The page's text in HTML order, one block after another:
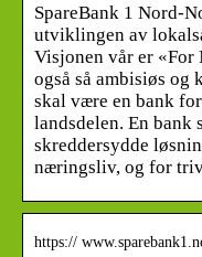
SpareBank 1 Nord-
utviklingen av
Visjonen vår er «For
også så ambisiøs og
skal være en bank
landsdelen. En bank
skreddersydde
næringsliv, og for
https://